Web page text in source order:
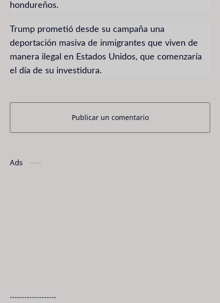
hondureños.
Trump prometió desde su campaña una
deportación masiva de inmigrantes que viven de
manera ilegal en Estados Unidos, que comenzaría
el día de su investidura.
Publicar un comentario
Ads
-------------------